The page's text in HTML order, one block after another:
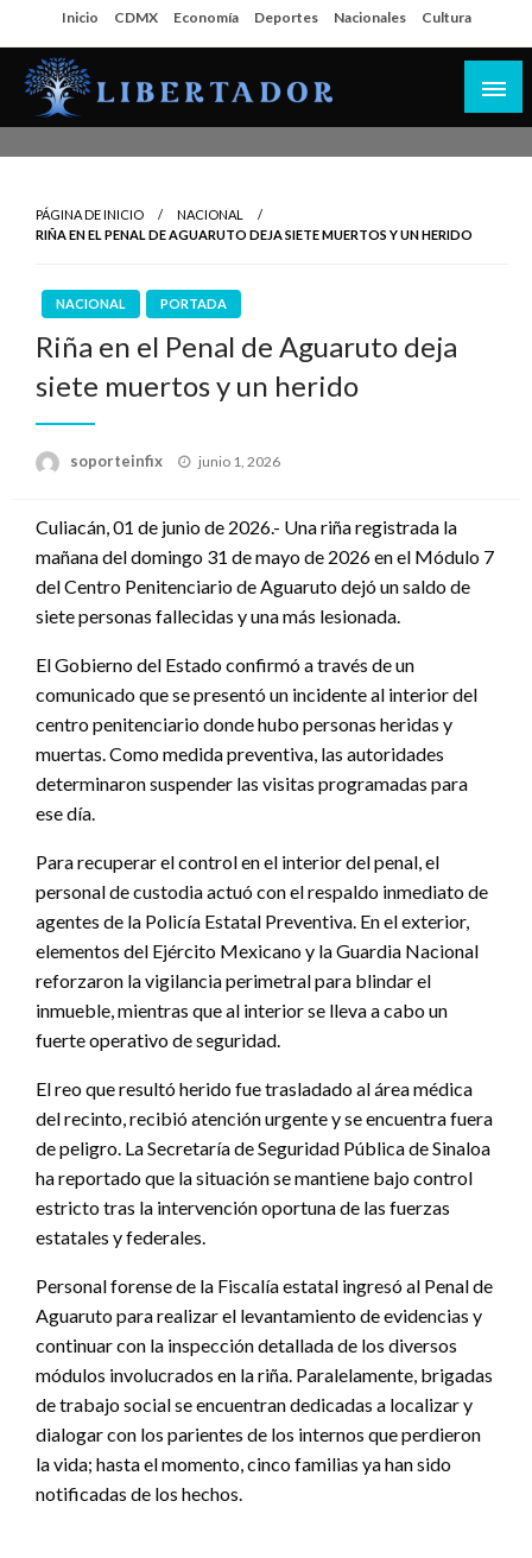
al
contenido
Inicio CDMX Economía Deportes Nacionales Cultura
PÁGINA DE INICIO
NACIONAL
RIÑA EN EL PENAL DE AGUARUTO DEJA SIETE MUERTOS Y UN HERIDO
NACIONAL PORTADA
Riña en el Penal de Aguaruto deja
siete muertos y un herido
soporteinfix
Publicado
junio 1, 2026
Culiacán, 01 de junio de 2026.- Una riña registrada la
mañana del domingo 31 de mayo de 2026 en el Módulo 7
del Centro Penitenciario de Aguaruto dejó un saldo de
siete personas fallecidas y una más lesionada.
El Gobierno del Estado confirmó a través de un
comunicado que se presentó un incidente al interior del
centro penitenciario donde hubo personas heridas y
muertas. Como medida preventiva, las autoridades
determinaron suspender las visitas programadas para
ese día.
Para recuperar el control en el interior del penal, el
personal de custodia actuó con el respaldo inmediato de
agentes de la Policía Estatal Preventiva. En el exterior,
elementos del Ejército Mexicano y la Guardia Nacional
reforzaron la vigilancia perimetral para blindar el
inmueble, mientras que al interior se lleva a cabo un
fuerte operativo de seguridad.
El reo que resultó herido fue trasladado al área médica
del recinto, recibió atención urgente y se encuentra fuera
de peligro. La Secretaría de Seguridad Pública de Sinaloa
ha reportado que la situación se mantiene bajo control
estricto tras la intervención oportuna de las fuerzas
estatales y federales.
Personal forense de la Fiscalía estatal ingresó al Penal de
Aguaruto para realizar el levantamiento de evidencias y
continuar con la inspección detallada de los diversos
módulos involucrados en la riña. Paralelamente, brigadas
de trabajo social se encuentran dedicadas a localizar y
dialogar con los parientes de los internos que perdieron
la vida; hasta el momento, cinco familias ya han sido
notificadas de los hechos.